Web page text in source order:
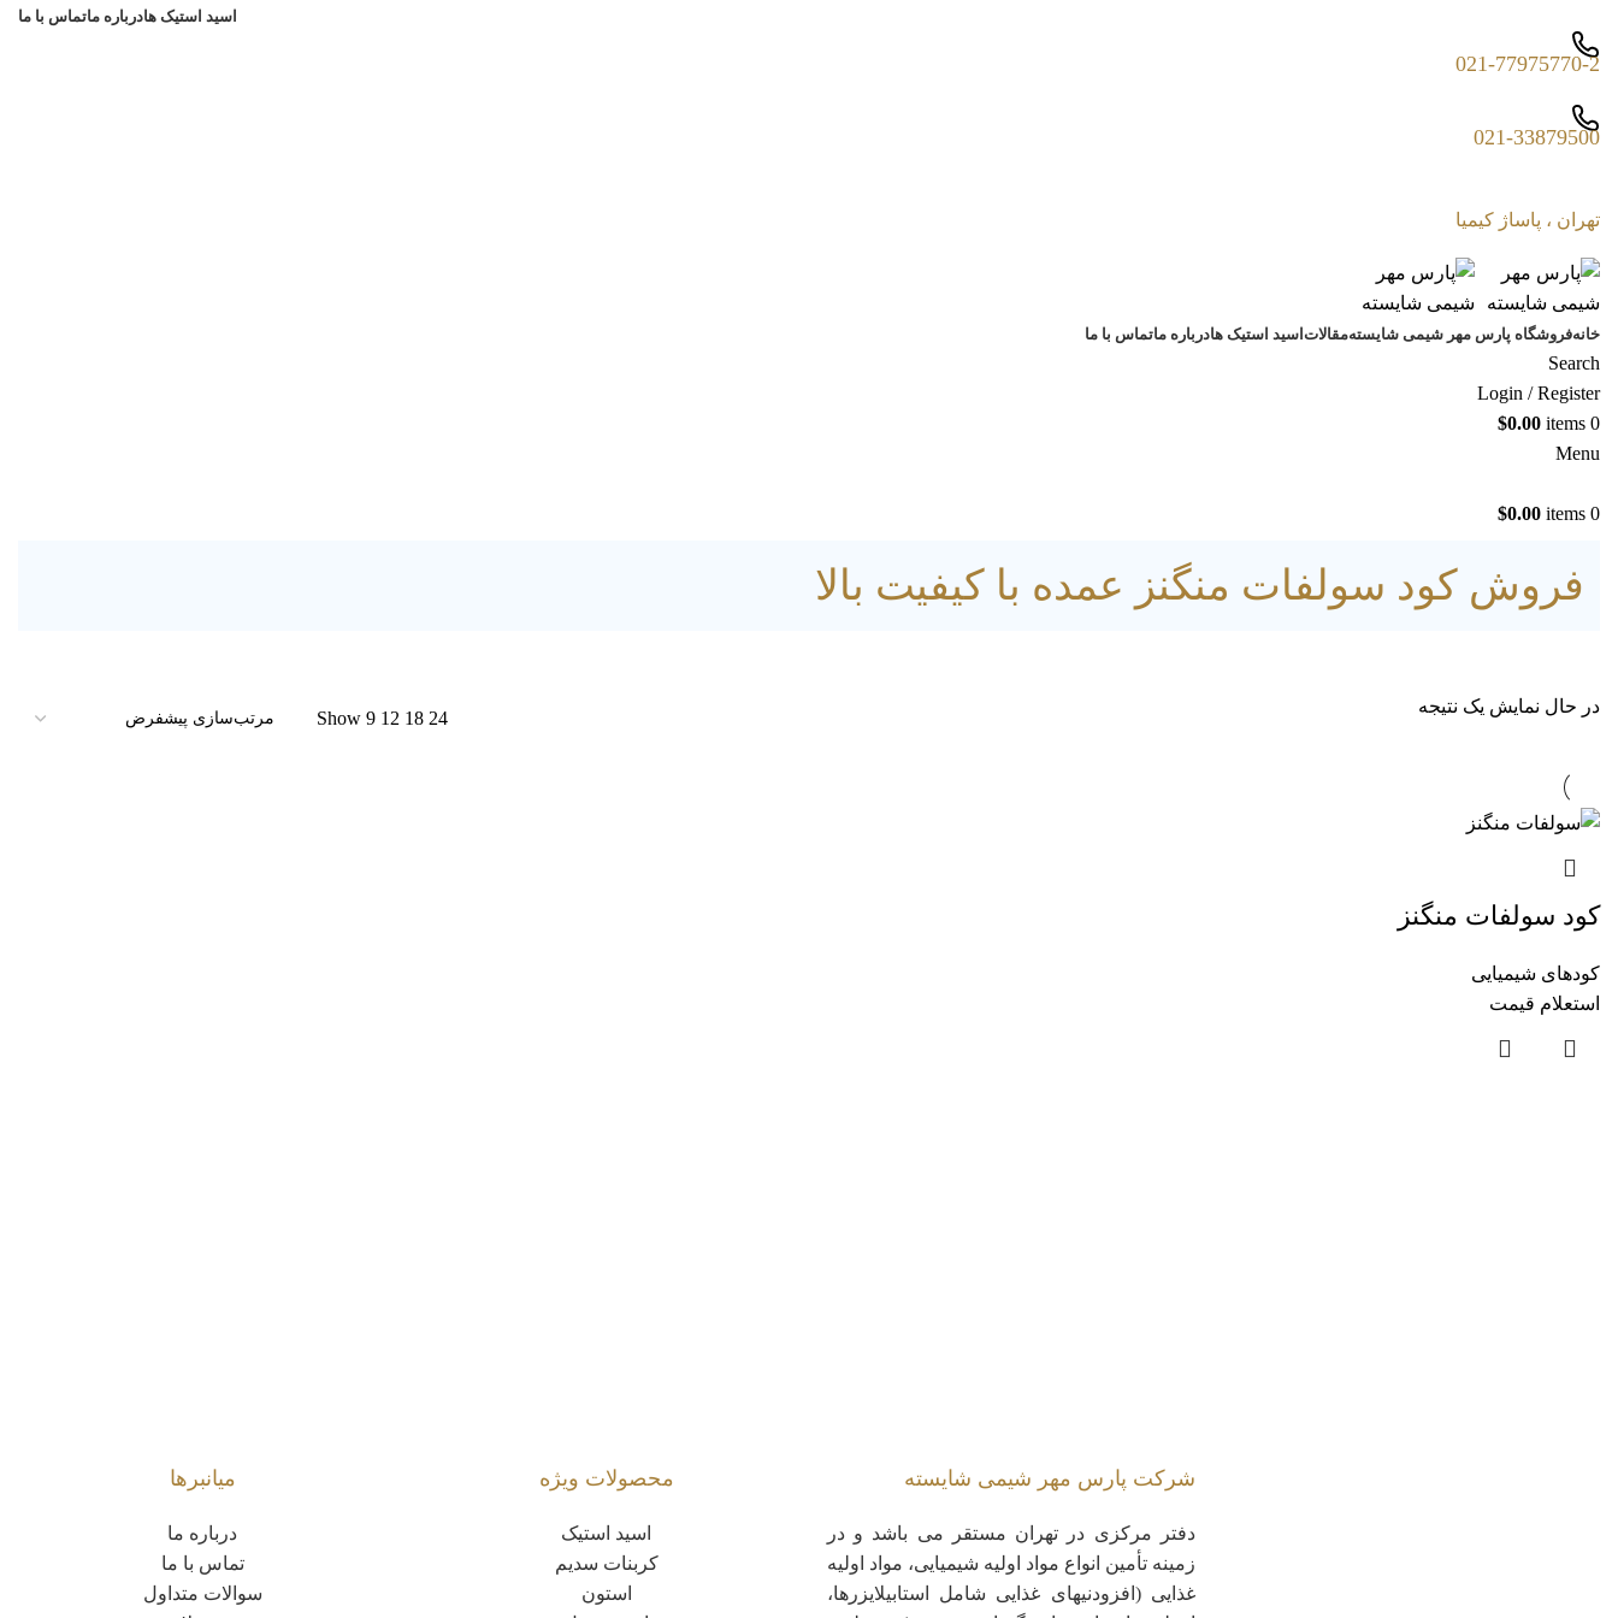
اسید استیک هادرباره ماتماس با ما
021-77975770-2
021-33879500
تهران ، پاساژ کیمیا
خانهفروشگاه پارس مهر شیمی شایستهمقالات اسید استیک هادرباره ماتماس با ما
Search
Login / Register
0
items
$0.00
Menu
0
items
$0.00
فروش کود سولفات منگنز عمده با کیفیت بالا
در حال نمایش یک نتیجه
Show 9 12 18 24
کود سولفات منگنز
کودهای شیمیایی
استعلام قیمت
میانبرها
درباره ما
تماس با ما
سوالات متداول
محصولات ویژه
اسید استیک
کربنات سدیم
استون
شرکت پارس مهر شیمی شایسته
دفتر مرکزی در تهران مستقر می باشد و در
زمینه تأمین انواع مواد اولیه شیمیایی، مواد اولیه
غذایی (افزودنیهای غذایی شامل استابیلایزرها،